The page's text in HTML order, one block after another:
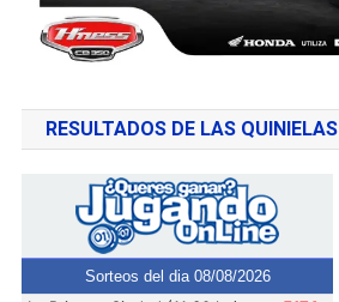
RESULTADOS DE LAS QUINIELAS